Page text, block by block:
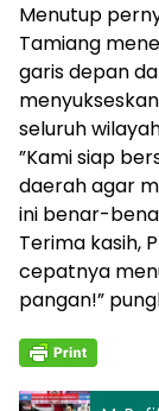
​Menutup
Tamiang
garis depan
seluruh
​”Kami siap
daerah agar
ini benar-
Terima kasih,
cepatnya
pangan!”